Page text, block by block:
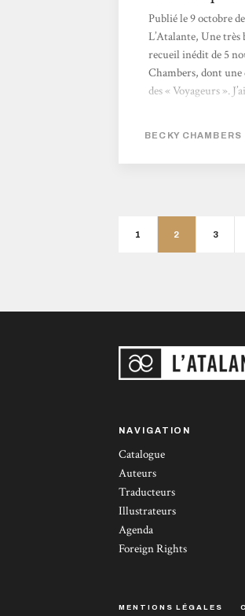
Publié le 9 octobre
L’Atalante, Une
recueil inédit de 5
Chambers, dont une
des « Voyageurs ».
Et voici donc ce que
pourquoi vous devez
commencer à le faire
vraiment beaucoup
BECKY CHAMBERS
1 2 3
NAVIGATION
Catalogue
Auteurs
Traducteurs
Illustrateurs
Agenda
Foreign Rights
MENTIONS LÉGALES